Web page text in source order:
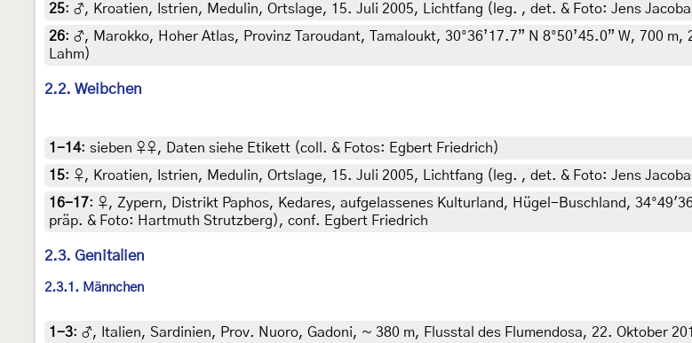
25: ♂, Kroatien, Istrien, Medulin, Ortslage, 15. Juli 2005, Lichtfang (leg. , det. & Foto: Jens
26: ♂, Marokko, Hoher Atlas, Provinz Taroudant, Tamaloukt, 30°36’17.7” N 8°50’45.0” W, 700
Lahm)
2.2. Weibchen
1-14: sieben ♀♀, Daten siehe Etikett (coll. & Fotos: Egbert Friedrich)
15: ♀, Kroatien, Istrien, Medulin, Ortslage, 15. Juli 2005, Lichtfang (leg. , det. & Foto: Jens
16-17: ♀, Zypern, Distrikt Paphos, Kedares, aufgelassenes Kulturland, Hügel-Buschland,
präp. & Foto: Hartmuth Strutzberg), conf. Egbert Friedrich
2.3. Genitalien
2.3.1. Männchen
1-3: ♂, Italien, Sardinien, Prov. Nuoro, Gadoni, ~ 380 m, Flusstal des Flumendosa, 22. Oktober